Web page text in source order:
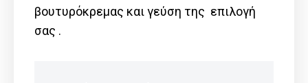
βουτυρόκρεμας και γεύση της επιλογή
σας .